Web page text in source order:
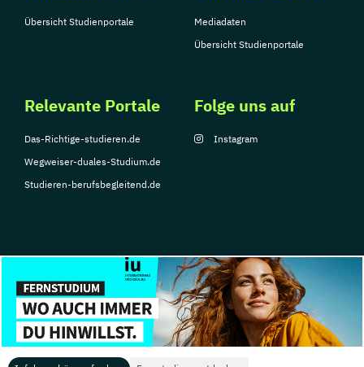
Übersicht Studienportale
Mediadaten
Übersicht Studienportale
Relevante Portale
Das-Richtige-studieren.de
Wegweiser-duales-Studium.de
Studieren-berufsbegleitend.de
Folge uns auf
Instagram
© Copyright 2026, TarGroup Media GmbH
Impressum
Datenschutzerklärung Nutzungsbedingungen